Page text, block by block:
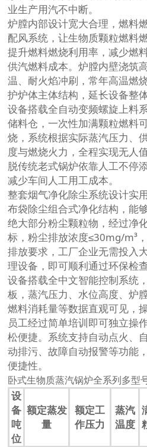
业生产用汽不中断。
炉膛内部设计宽大合理，燃料
配风系统，让生物质颗粒燃料
提升燃料燃烧利用率，减少燃
供汽燃料成本。炉膛内壁浇筑
温、耐火焰冲刷，常年高温燃
护炉体主体结构，延长设备整
设备搭载全自动变频螺旋上料
储料仓，一次性加满颗粒燃料
烧，系统根据实际蒸汽压力、
度与燃烧火力，全程实现无人
脱传统老式锅炉依靠人工不停
减少车间人工用工成本。
整套烟气净化除尘系统设计实
布袋除尘组合式净化结构，能
绝大部分粉尘颗粒物，经过净
标，粉尘排放浓度≤30mg/m³
排放要求，工厂企业无需投入
理设备，即可顺利通过环保检
设备搭载全中文智能控制系统
板，蒸汽压力、水位高度、炉
燃料消耗量等数据直观可见，
员工经过简单培训即可独立操
松便捷。系统支持自动点火、
动排污、故障自动报警等功能
便捷性。
卧式生物质蒸汽锅炉全系列多型
设
备
吨
位
额定蒸发
量
额定工
作压力
蒸汽
温度